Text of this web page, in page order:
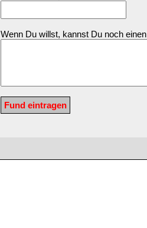
Wenn Du willst, kannst Du noch